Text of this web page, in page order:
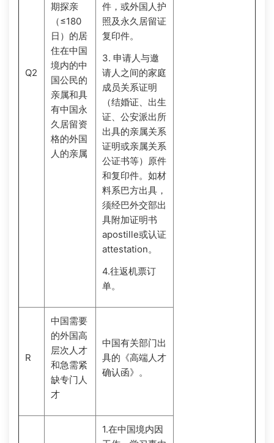
Q2
期探亲
（≤180
日）的居
住在中国
境内的中
国公民的
亲属和具
有中国永
久居留资
格的外国
人的亲属
件，或外国人护
照及永久居留证
复印件。
3. 申请人与邀
请人之间的家庭
成员关系证明
（结婚证、出生
证、公安派出所
出具的亲属关系
证明或亲属关系
公证书等）原件
和复印件。如材
料系巴方出具，
须经巴外交部出
具附加证明书
apostille或认证
attestation。
4.往返机票订
单。
R
中国需要
的外国高
层次人才
和急需紧
缺专门人
才
中国有关部门出
具的《高端人才
确认函》。
1.在中国境内因